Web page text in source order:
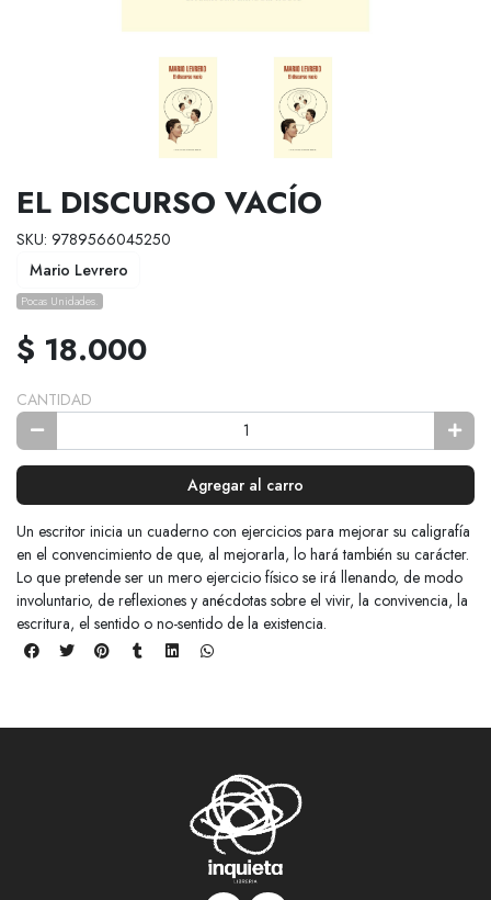
EL DISCURSO VACÍO
SKU: 9789566045250
Mario Levrero
Pocas Unidades.
$ 18.000
CANTIDAD
Agregar al carro
Un escritor inicia un cuaderno con ejercicios para mejorar su caligrafía
en el convencimiento de que, al mejorarla, lo hará también su carácter.
Lo que pretende ser un mero ejercicio físico se irá llenando, de modo
involuntario, de reflexiones y anécdotas sobre el vivir, la convivencia, la
escritura, el sentido o no-sentido de la existencia.